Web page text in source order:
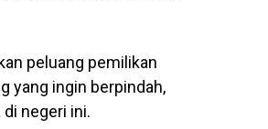
peluang pemilikan
yang ingin berpindah,
negeri ini.